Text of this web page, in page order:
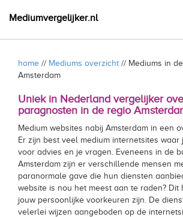
Mediumvergelijker.nl
home // Mediums overzicht // Mediums in
Amsterdam
Uniek in Nederland vergelijker
paragnosten in de regio
Medium websites nabij Amsterdam in een
Er zijn best veel medium internetsites
voor advies en je vragen. Eveneens in de
Amsterdam zijn er verschillende mensen
paranormale gave die hun diensten
website is nou het meest aan te raden? Dit
jouw persoonlijke voorkeuren zijn. De
velerlei wijzen aangeboden op de